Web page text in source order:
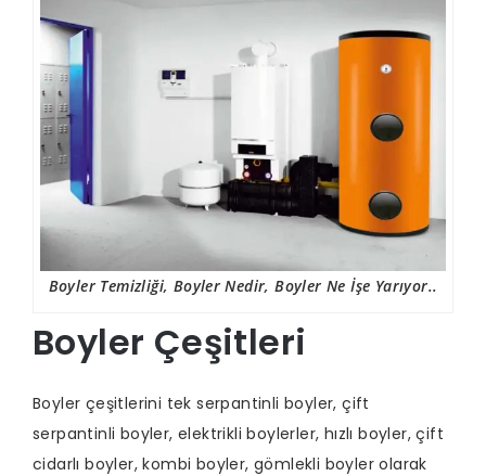
Boyler Temizliği, Boyler Nedir, Boyler Ne İşe Yarıyor..
Boyler Çeşitleri
Boyler çeşitlerini tek serpantinli boyler, çift
serpantinli boyler, elektrikli boylerler, hızlı boyler, çift
cidarlı boyler, kombi boyler, gömlekli boyler olarak